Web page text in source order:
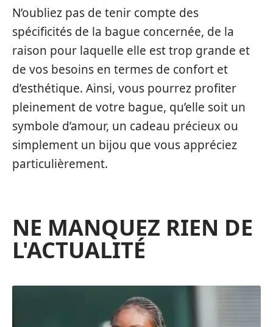
N’oubliez pas de tenir compte des
spécificités de la bague concernée, de la
raison pour laquelle elle est trop grande et
de vos besoins en termes de confort et
d’esthétique. Ainsi, vous pourrez profiter
pleinement de votre bague, qu’elle soit un
symbole d’amour, un cadeau précieux ou
simplement un bijou que vous appréciez
particulièrement.
NE MANQUEZ RIEN DE
L'ACTUALITÉ